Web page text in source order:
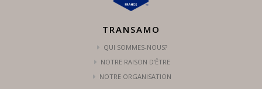
TRANSAMO
QUI SOMMES-NOUS?
NOTRE RAISON D’ÊTRE
NOTRE ORGANISATION